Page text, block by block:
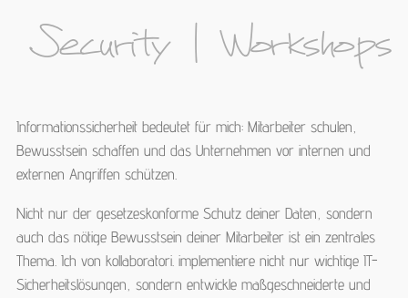
Security|Workshops
Informationssicherheit bedeutet für mich: Mitarbeiter schulen,
Bewusstsein schaffen und das Unternehmen vor internen und
externen Angriffen schützen.
Nicht nur der gesetzeskonforme Schutz deiner Daten, sondern
auch das nötige Bewusstsein deiner Mitarbeiter ist ein zentrales
Thema. Ich von kollaboratori. implementiere nicht nur wichtige IT-
Sicherheitslösungen, sondern entwickle maßgeschneiderte und